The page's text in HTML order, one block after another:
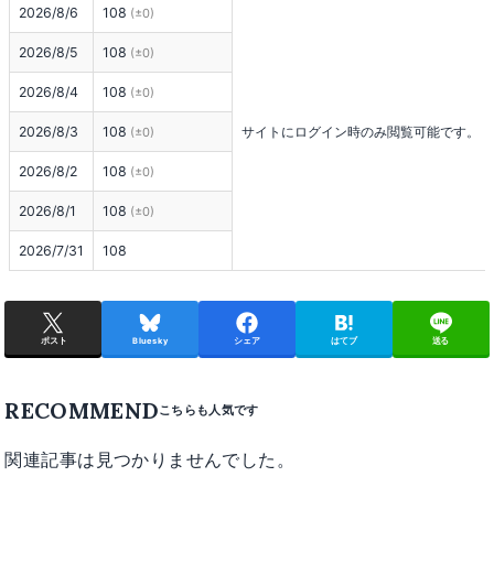
How to Join
Join via Group＋ instance
（Late join ⁄ leaving anytime OK
Desktop ⁄ VR users welcome）
VRChat Group Page
We regularly post updates and event information on
our VRChat group and X （Twitter）‚ so wed be
Even if you dont fully know the rules of chess‚ no
Our staff will gladly explain the rules‚ so feel free to
2026/8/6 108 (±0)
サイトにログイン時のみ閲覧可能です。
2026/8/5 108 (±0)
2026/8/4 108 (±0)
2026/8/3 108 (±0)
2026/8/2 108 (±0)
2026/8/1 108 (±0)
2026/7/31 108
ポスト Bluesky シェア はてブ 送る
RECOMMEND
関連記事は見つかりませんでした。